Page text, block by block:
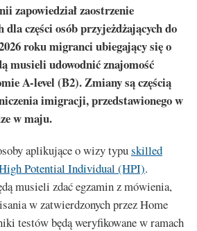
zapowiedział zaostrzenie
dla części osób przyjeżdżających do
roku migranci ubiegający się o
musieli udowodnić znajomość
A-level (B2). Zmiany są częścią
imigracji, przedstawionego w
w maju.
aplikujące o wizy typuskilled
Potential Individual (HPI).
musieli zdać egzamin z mówienia,
w zatwierdzonych przez Home
testów będą weryfikowane w ramach